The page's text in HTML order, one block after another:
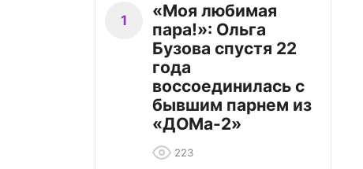
1
«Моя любимая
пара!»: Ольга
Бузова спустя 22
года
воссоединилась с
бывшим парнем из
«ДОМа-2»
223